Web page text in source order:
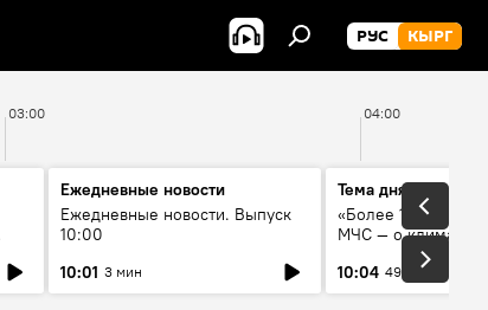
РУС КЫРГ
03:00 04:00
Ежедневные новости
Ежедневные новости. Выпуск
10:00
10:01 3 мин
Тема дня
«Более 1200 сёл в
МЧС — о климате,
системе
населения
10:04 49 мин